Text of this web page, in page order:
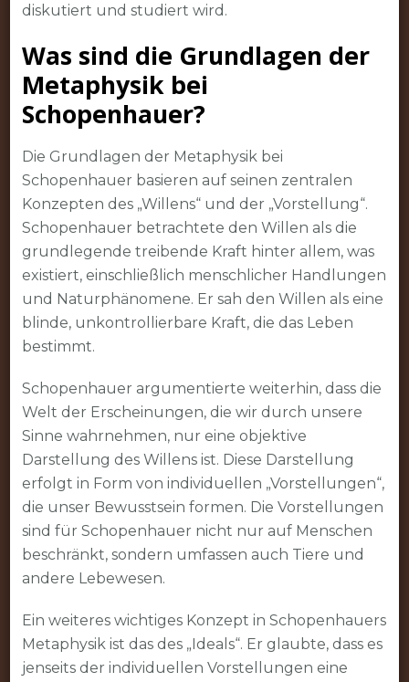
diskutiert und studiert wird.
Was sind die Grundlagen der
Metaphysik bei
Schopenhauer?
Die Grundlagen der Metaphysik bei
Schopenhauer basieren auf seinen zentralen
Konzepten des „Willens“ und der „Vorstellung“.
Schopenhauer betrachtete den Willen als die
grundlegende treibende Kraft hinter allem, was
existiert, einschließlich menschlicher Handlungen
und Naturphänomene. Er sah den Willen als eine
blinde, unkontrollierbare Kraft, die das Leben
bestimmt.
Schopenhauer argumentierte weiterhin, dass die
Welt der Erscheinungen, die wir durch unsere
Sinne wahrnehmen, nur eine objektive
Darstellung des Willens ist. Diese Darstellung
erfolgt in Form von individuellen „Vorstellungen“,
die unser Bewusstsein formen. Die Vorstellungen
sind für Schopenhauer nicht nur auf Menschen
beschränkt, sondern umfassen auch Tiere und
andere Lebewesen.
Ein weiteres wichtiges Konzept in Schopenhauers
Metaphysik ist das des „Ideals“. Er glaubte, dass es
jenseits der individuellen Vorstellungen eine